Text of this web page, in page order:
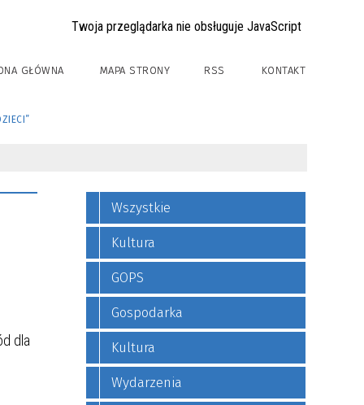
Twoja przeglądarka nie obsługuje JavaScript
GŁÓWNA MAPA STRONY RSS KONTAKT
dla
Wszystkie
Kultura
GOPS
Gospodarka
Kultura
Wydarzenia